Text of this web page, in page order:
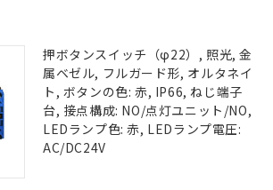
押ボタンスイッチ（φ22）, 照光, 金
属ベゼル, フルガード形, オルタネイ
ト, ボタンの色: 赤, IP66, ねじ端子
台, 接点構成: NO/点灯ユニット/NO,
LEDランプ色: 赤, LEDランプ電圧:
AC/DC24V